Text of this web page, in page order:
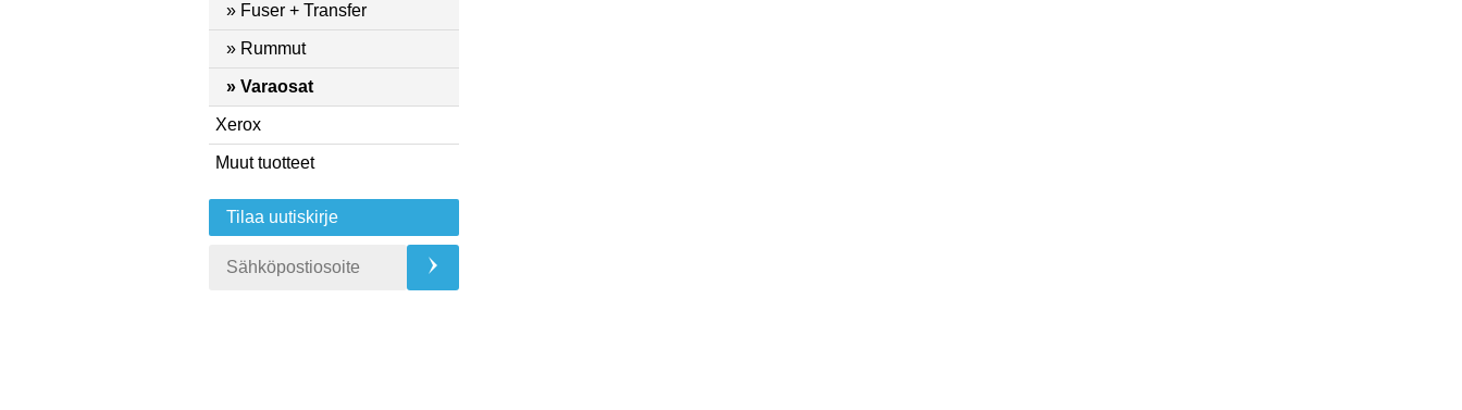
» Fuser + Transfer
» Rummut
» Varaosat
Xerox
Muut tuotteet
Tilaa uutiskirje